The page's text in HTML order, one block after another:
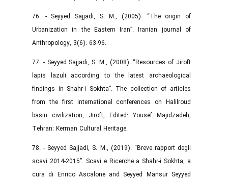
76. - Seyyed Sajjadi, S. M., (2005). “The origin of
Urbanization in the Eastern Iran”. Iranian journal of
Anthropology, 3(6): 63-96.
77. - Seyyed Sajjadi, S. M., (2008). “Resources of Jiroft
lapis lazuli according to the latest archaeological
findings in Shahr-i Sokhta”. The collection of articles
from the first international conferences on Halilroud
basin civilization, Jiroft, Edited: Yousef Majidzadeh,
Tehran: Kerman Cultural Heritage.
78. - Seyyed Sajjadi, S. M., (2019). “Breve rapport degli
scavi 2014-2015”. Scavi e Ricerche a Shahr-i Sokhta, a
cura di Enrico Ascalone and Seyyed Mansur Seyyed